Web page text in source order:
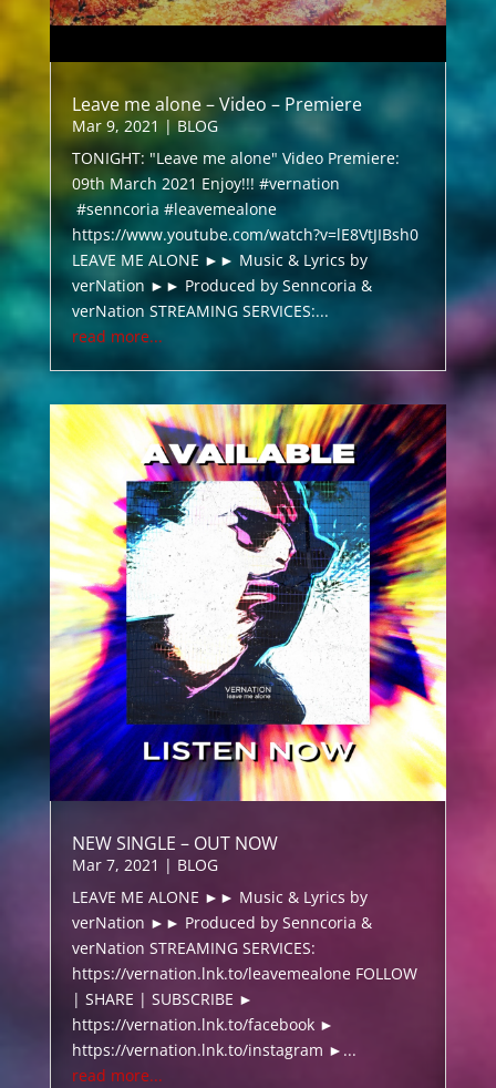
Leave me alone – Video – Premiere
Mar 9, 2021 |BLOG
TONIGHT: "Leave me alone" Video Premiere:
09th March 2021 Enjoy!!! #vernation
#senncoria #leavemealone
https://www.youtube.com/watch?v=lE8VtJIBsh0
LEAVE ME ALONE ►► Music & Lyrics by
verNation ►► Produced by Senncoria &
verNation STREAMING SERVICES:...
read more...
NEW SINGLE – OUT NOW
Mar 7, 2021 | BLOG
LEAVE ME ALONE ►► Music & Lyrics by
verNation ►► Produced by Senncoria &
verNation STREAMING SERVICES:
https://vernation.lnk.to/leavemealone FOLLOW
| SHARE | SUBSCRIBE ►
https://vernation.lnk.to/facebook ►
https://vernation.lnk.to/instagram ►...
read more...